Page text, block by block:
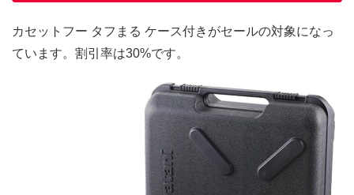
カセットフー タフまる ケース付きがセールの対象になっ
ています。割引率は30%です。